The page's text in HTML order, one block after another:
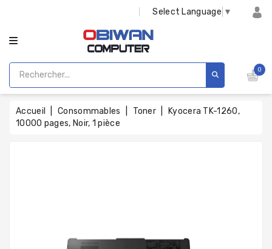
Select Language ▼
0
Accueil Consommables Toner
Kyocera TK-1260,
10000 pages, Noir, 1 pièce